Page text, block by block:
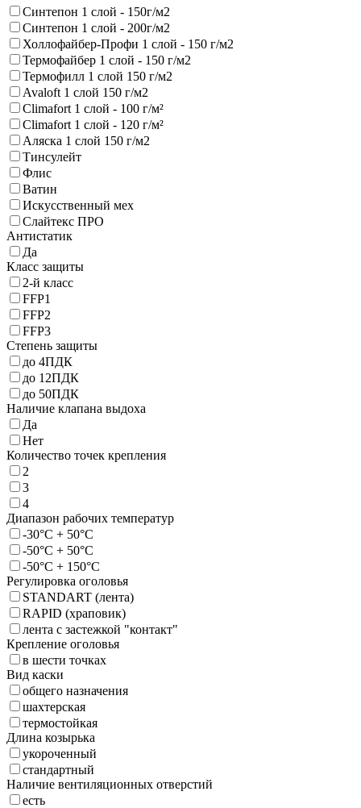
Синтепон 1 слой - 150г/м2
Синтепон 1 слой - 200г/м2
Холлофайбер-Профи 1 слой - 150 г/м2
Термофайбер 1 слой - 150 г/м2
Термофилл 1 слой 150 г/м2
Avaloft 1 слой 150 г/м2
Climafort 1 слой - 100 г/м²
Climafort 1 слой - 120 г/м²
Аляска 1 слой 150 г/м2
Тинсулейт
Флис
Ватин
Искусственный мех
Слайтекс ПРО
Антистатик
Да
Класс защиты
2-й класс
FFP1
FFP2
FFP3
Степень защиты
до 4ПДК
до 12ПДК
до 50ПДК
Наличие клапана выдоха
Да
Нет
Количество точек крепления
2
3
4
Диапазон рабочих температур
-30°C + 50°C
-50°C + 50°C
-50°C + 150°C
Регулировка оголовья
STANDART (лента)
RAPID (храповик)
лента с застежкой "контакт"
Крепление оголовья
в шести точках
Вид каски
общего назначения
шахтерская
термостойкая
Длина козырька
укороченный
стандартный
Наличие вентиляционных отверстий
есть